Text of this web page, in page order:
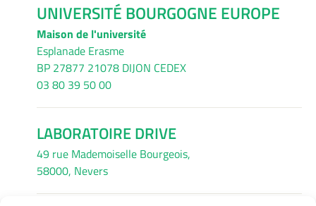
UNIVERSITÉ BOURGOGNE EUROPE
Maison de l'université
Esplanade Erasme
BP 27877 21078 DIJON CEDEX
03 80 39 50 00
LABORATOIRE DRIVE
49 rue Mademoiselle Bourgeois,
58000, Nevers